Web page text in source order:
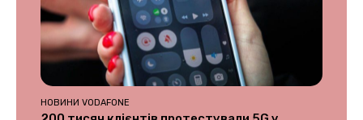
НОВИНИ VODAFONE